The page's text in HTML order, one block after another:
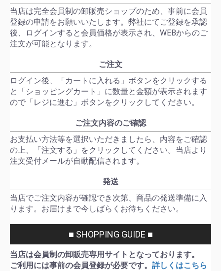
当店は完全会員制の卸販売ショップのため、事前に会員
登録の申請をお願いいたします。弊社にてご登録を承認
後、ログインすると会員価格が表示され、WEBからのご
注文が可能となります。
ご注文
ログイン後、「カートに入れる」ボタンをクリックする
と「ショッピングカート」に数量と金額が表示されます
ので「レジに進む」ボタンをクリックしてください。
ご注文内容のご確認
お支払い方法等を選択いただきましたら、内容をご確認
の上、「注文する」をクリックしてください。当店より
注文受付メールが自動配信されます。
発送
当店でご注文内容が確認でき次第、商品の発送準備に入
ります。お届けまで今しばらくお待ちください。
■ SHOPPING GUIDE ■
当店は会員制の卸販売専用サイトとなっております。
ご利用には事前の会員登録が必要です。 詳しくはこちら